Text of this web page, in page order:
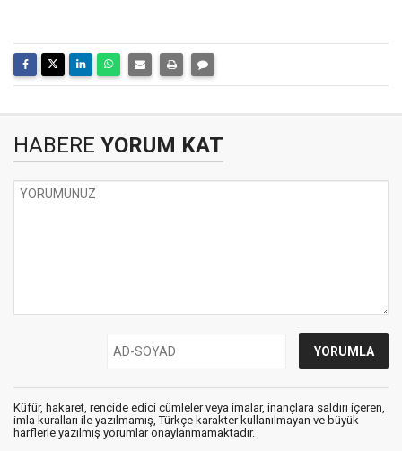
HABERE YORUM KAT
Küfür, hakaret, rencide edici cümleler veya imalar, inançlara saldırı içeren,
imla kuralları ile yazılmamış, Türkçe karakter kullanılmayan ve büyük
harflerle yazılmış yorumlar onaylanmamaktadır.